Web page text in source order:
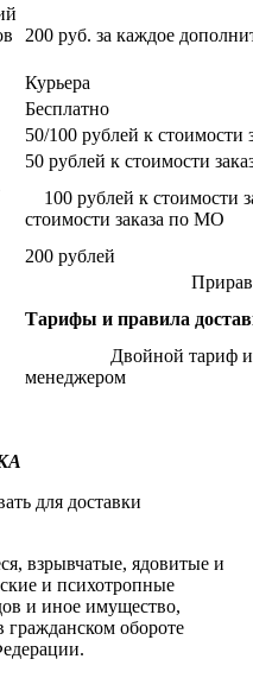
200 руб. за каждое
Курьера
Бесплатно
50/100 рублей к стоимости
50 рублей к стоимости
100 рублей к стоимости
стоимости заказа по МО
200 рублей
Приравнивается
Тарифы и правила
Двойной тариф и
менеджером
для доставки
взрывчатые, ядовитые и
и психотропные
и иное имущество,
гражданском обороте